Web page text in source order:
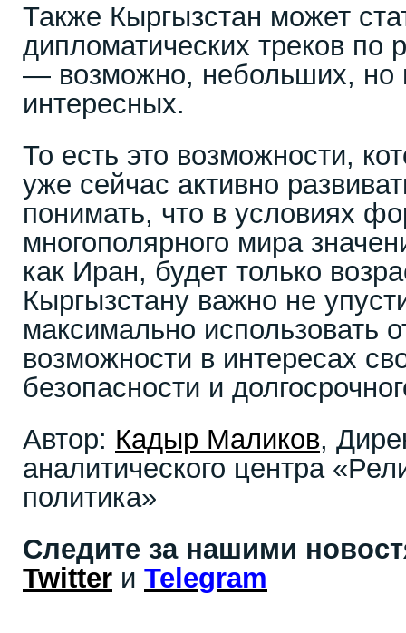
Также Кыргызстан может
дипломатических треков по
— возможно, небольших, но
интересных.
То есть это возможности,
уже сейчас активно
понимать, что в условиях
многополярного мира
как Иран, будет только
Кыргызстану важно не
максимально использовать
возможности в интересах
безопасности и
Автор: Кадыр Маликов,
аналитического центра
политика»
Следите за нашими
Twitter и Telegram